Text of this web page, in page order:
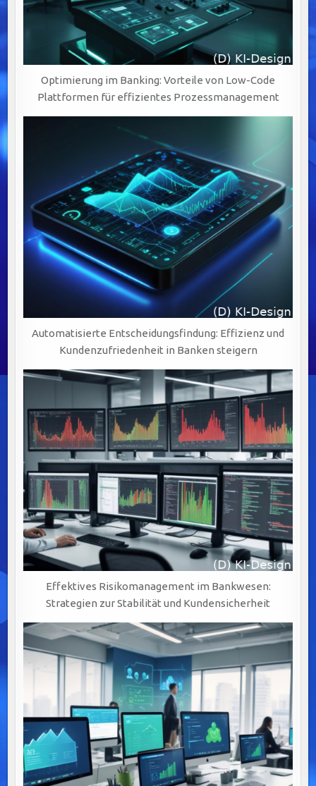
Optimierung im Banking: Vorteile von Low-Code
Plattformen für effizientes Prozessmanagement
Automatisierte Entscheidungsfindung: Effizienz und
Kundenzufriedenheit in Banken steigern
Effektives Risikomanagement im Bankwesen:
Strategien zur Stabilität und Kundensicherheit